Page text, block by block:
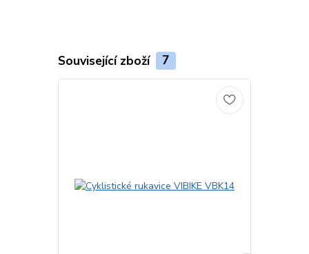
Související zboží 7